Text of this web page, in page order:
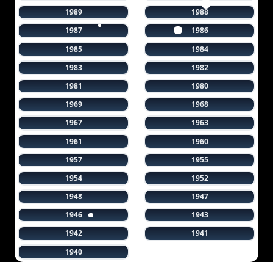
1989
1988
1987
1986
1985
1984
1983
1982
1981
1980
1969
1968
1967
1963
1961
1960
1957
1955
1954
1952
1948
1947
1946
1943
1942
1941
1940